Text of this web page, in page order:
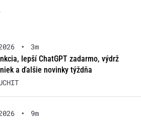
•
3m
lepší ChatGPT zadarmo, výdrž
a ďalšie novinky týždňa
•
9m